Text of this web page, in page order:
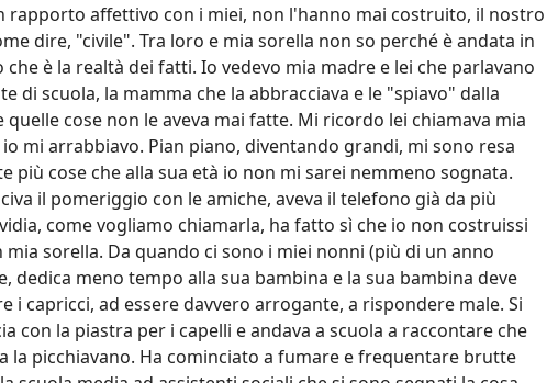
rapporto affettivo con i miei, non l'hanno mai costruito, il nostro
dire, "civile". Tra loro e mia sorella non so perché è andata in
è la realtà dei fatti. Io vedevo mia madre e lei che parlavano
di scuola, la mamma che la abbracciava e le "spiavo" dalla
cose non le aveva mai fatte. Mi ricordo lei chiamava mia
mi arrabbiavo. Pian piano, diventando grandi, mi sono resa
più cose che alla sua età io non mi sarei nemmeno sognata.
il pomeriggio con le amiche, aveva il telefono già da più
come vogliamo chiamarla, ha fatto sì che io non costruissi
sorella. Da quando ci sono i miei nonni (più di un anno
dedica meno tempo alla sua bambina e la sua bambina deve
i capricci, ad essere davvero arrogante, a rispondere male. Si
con la piastra per i capelli e andava a scuola a raccontare che
la picchiavano. Ha cominciato a fumare e frequentare brutte